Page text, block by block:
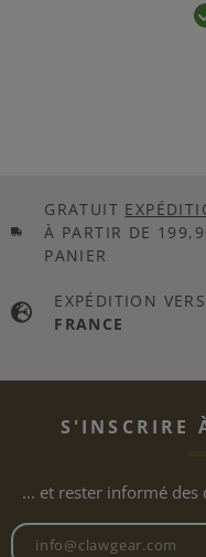
GRATUIT
À PARTIR DE
PANIER
EXPÉDITION VERS
FRANCE
S'INSCRIRE
... et rester informé des